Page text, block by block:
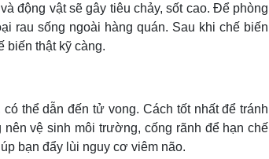
động vật sẽ gây tiêu chảy, sốt cao. Để phòng
rau sống ngoài hàng quán. Sau khi chế biến
biến thật kỹ càng.
thể dẫn đến tử vong. Cách tốt nhất để tránh
vệ sinh môi trường, cống rãnh để hạn chế
bạn đẩy lùi nguy cơ viêm não.